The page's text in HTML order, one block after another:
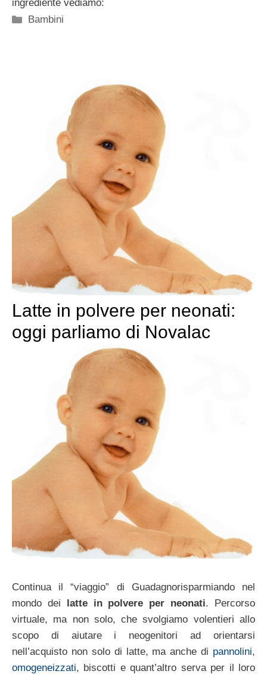
ingrediente vediamo:
Categorie
Bambini
Latte in polvere per neonati:
oggi parliamo di Novalac
Continua il “viaggio” di Guadagnorisparmiando nel
mondo dei latte in polvere per neonati. Percorso
virtuale, ma non solo, che svolgiamo volentieri allo
scopo di aiutare i neogenitori ad orientarsi
nell’acquisto non solo di latte, ma anche di pannolini,
omogeneizzati, biscotti e quant’altro serva per il loro